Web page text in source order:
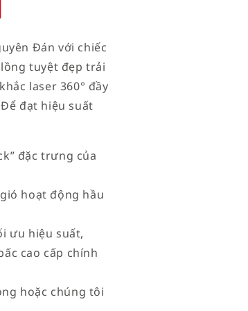
Đán với chiếc
tuyệt đẹp trải
laser 360° đầy
đạt hiệu suất
đặc trưng của
hoạt động hầu
ưu hiệu suất,
cao cấp chính
hoặc chúng tôi